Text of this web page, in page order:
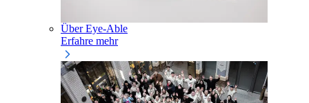
Über Eye-Able
Erfahre mehr